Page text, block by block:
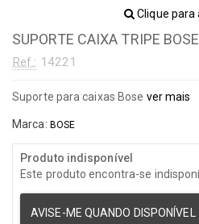
Clique para
SUPORTE CAIXA TRIPE
Ref.: 14221
Suporte para caixas Bose ver mais
Marca: BOSE
Produto indisponível
Este produto encontra-se
AVISE-ME QUANDO DISPONÍVEL